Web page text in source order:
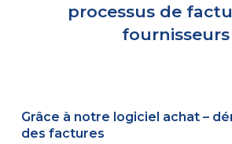
processus de
fournisseurs
Grâce à notre logiciel achat –
des factures